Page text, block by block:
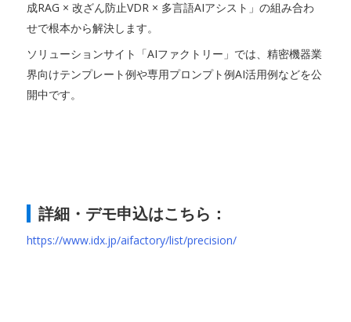
成RAG × 改ざん防止VDR × 多言語AIアシスト」の組み合わ
せで根本から解決します。
ソリューションサイト「AIファクトリー」では、精密機器業
界向けテンプレート例や専用プロンプト例AI活用例などを公
開中です。
詳細・デモ申込はこちら：
https://www.idx.jp/aifactory/list/precision/